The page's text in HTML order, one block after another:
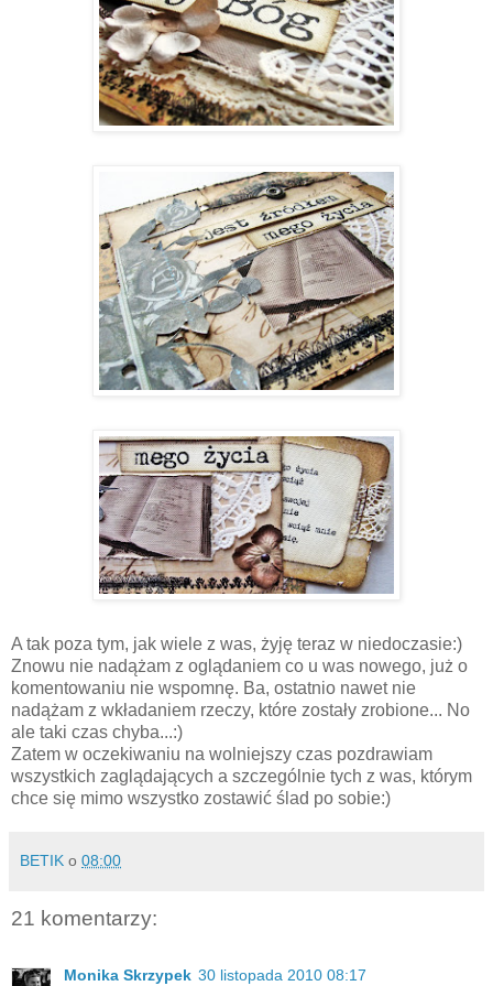
A tak poza tym, jak wiele z was, żyję teraz w niedoczasie:)
Znowu nie nadążam z oglądaniem co u was nowego, już o
komentowaniu nie wspomnę. Ba, ostatnio nawet nie
nadążam z wkładaniem rzeczy, które zostały zrobione... No
ale taki czas chyba...:)
Zatem w oczekiwaniu na wolniejszy czas pozdrawiam
wszystkich zaglądających a szczególnie tych z was, którym
chce się mimo wszystko zostawić ślad po sobie:)
BETIK o 08:00
21 komentarzy:
Monika Skrzypek 30 listopada 2010 08:17